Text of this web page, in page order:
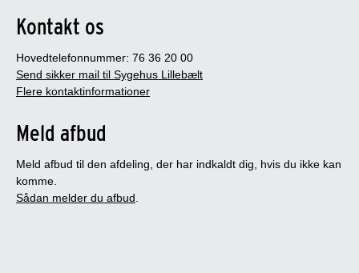
Kontakt os
Hovedtelefonnummer: 76 36 20 00
Send sikker mail til Sygehus Lillebælt
Flere kontaktinformationer
Meld afbud
Meld afbud til den afdeling, der har indkaldt dig, hvis du ikke kan
komme.
Sådan melder du afbud.